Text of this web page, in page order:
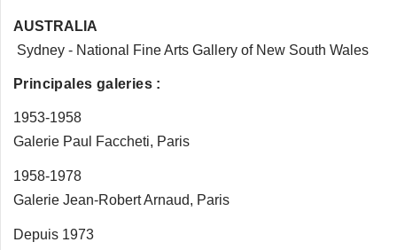
AUSTRALIA
Sydney - National Fine Arts Gallery of New South Wales
Principales galeries :
1953-1958
Galerie Paul Faccheti, Paris
1958-1978
Galerie Jean-Robert Arnaud, Paris
Depuis 1973